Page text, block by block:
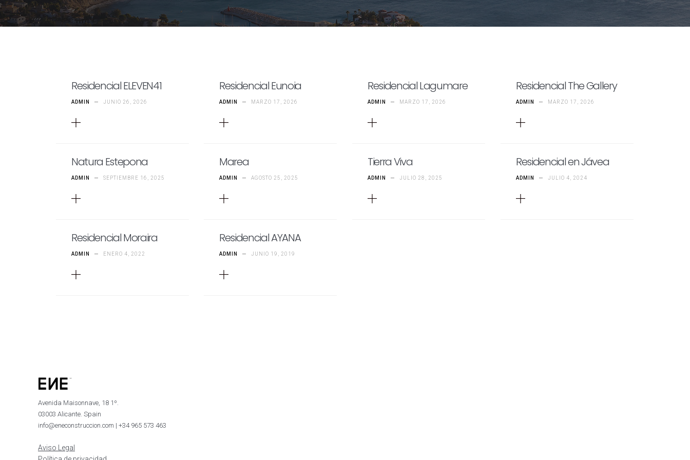
Residencial ELEVEN41
ADMIN — JUNIO 26, 2026
Residencial Eunoia
ADMIN — MARZO 17, 2026
Residencial Lagumare
ADMIN — MARZO 17, 2026
Residencial The Gallery
ADMIN — MARZO 17, 2026
Natura Estepona
ADMIN — SEPTIEMBRE 16, 2025
Marea
ADMIN — AGOSTO 25, 2025
Tierra Viva
ADMIN — JULIO 28, 2025
Residencial en Jávea
ADMIN — JULIO 4, 2024
Residencial Moraira
ADMIN — ENERO 4, 2022
Residencial AYANA
ADMIN — JUNIO 19, 2019
Avenida Maisonnave, 18 1º.
03003 Alicante. Spain
info@eneconstruccion.com | +34 965 573 463
Aviso Legal